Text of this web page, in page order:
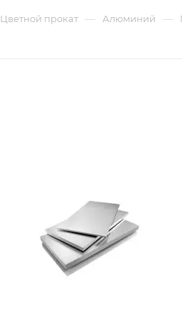
Цветной прокат — Алюминий —